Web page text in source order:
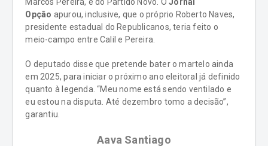
Marcos Pereira, e do Partido Novo. OJornal
Opção apurou, inclusive, que o próprio Roberto Naves,
presidente estadual do Republicanos, teria feito o
meio-campo entre Calil e Pereira.
O deputado disse que pretende bater o martelo ainda
em 2025, para iniciar o próximo ano eleitoral já definido
quanto à legenda. “Meu nome está sendo ventilado e
eu estou na disputa. Até dezembro tomo a decisão”,
garantiu.
Aava Santiago